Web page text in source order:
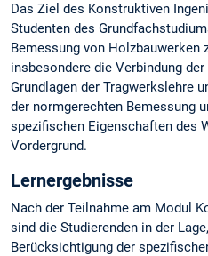
Das Ziel des Konstruktiven
Studenten des
Bemessung von Holzbauwerken
insbesondere die Verbindung
Grundlagen der Tragwerkslehre
der normgerechten Bemessung
spezifischen Eigenschaften des
Vordergrund.
Lernergebnisse
Nach der Teilnahme am Modul
sind die Studierenden in der
Berücksichtigung der